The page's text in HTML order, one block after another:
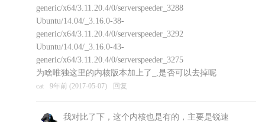
generic/x64/3.11.20.4/0/serverspeeder_3288
Ubuntu/14.04/_3.16.0-38-
generic/x64/3.11.20.4/0/serverspeeder_3292
Ubuntu/14.04/_3.16.0-43-
generic/x64/3.11.20.4/0/serverspeeder_3275
为啥唯独这里的内核版本加上了_,是否可以去掉呢
cat 9年前 (2017-05-07) 回复
我对比了下，这个内核也是有的，主要是锐速